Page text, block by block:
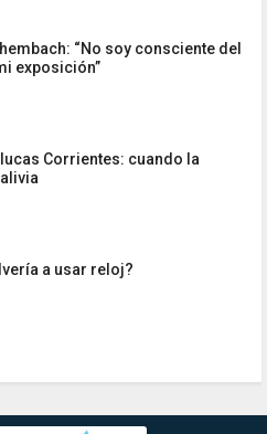
“No soy consciente del
exposición”
Corrientes: cuando la
a usar reloj?